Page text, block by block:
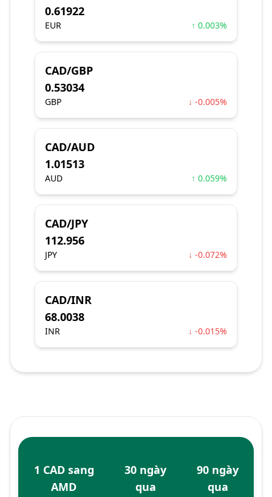
0.61922
EUR ↑ 0.003%
CAD/GBP
0.53034
GBP ↓ -0.005%
CAD/AUD
1.01513
AUD ↑ 0.059%
CAD/JPY
112.956
JPY ↓ -0.072%
CAD/INR
68.0038
INR ↓ -0.015%
1 CAD sang
AMD
30 ngày
qua
90 ngày
qua